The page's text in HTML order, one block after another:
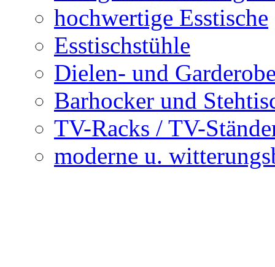
hochwertige Esstische
Esstischstühle
Dielen- und
Barhocker und
TV-Racks / TV-
moderne u.